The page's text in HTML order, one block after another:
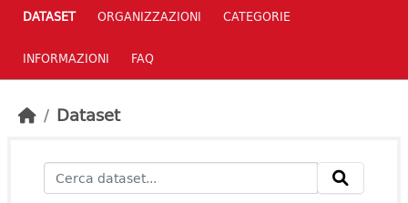
DATASET ORGANIZZAZIONI CATEGORIE
INFORMAZIONI FAQ
Dataset